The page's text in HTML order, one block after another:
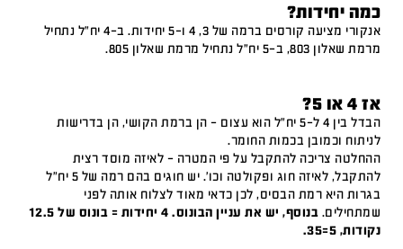
כמה יחידות?
אנקורי מציעה קורסים ברמה של 3, 4 ו-5 יחידות. ב-4 יח"ל נתחיל
מרמת שאלון 803, ב-5 יח"ל נתחיל מרמת שאלון 805.
אז 4 או 5?
הבדל בין 4 ל-5 יח"ל הוא עצום – הן ברמת הקושי, הן בדרישות
לניתוח וכמובן בכמות החומר.
ההחלטה צריכה להתקבל על פי המטרה – לאיזה מוסד רצית
להתקבל, לאיזה חוג ופקולטה וכו'. יש חוגים בהם רמה של 5 יח"ל
בגרות היא רמת הבסיס, לכן כדאי מאוד לצלוח אותה לפני
שמתחילים.
בנוסף, יש את עניין הבונוס. 4 יחידות = בונוס של 12.5
נקודות, 5=35.